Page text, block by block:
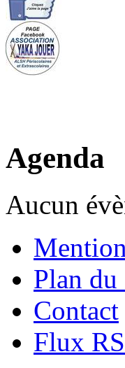
Agenda
Aucun
Plan du
Contact
Flux